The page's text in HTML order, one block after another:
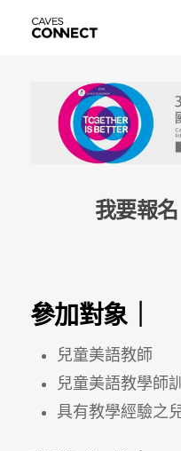
我要報
參加對象｜
兒童美語教師
兒童美語教學師
具有教學經驗之